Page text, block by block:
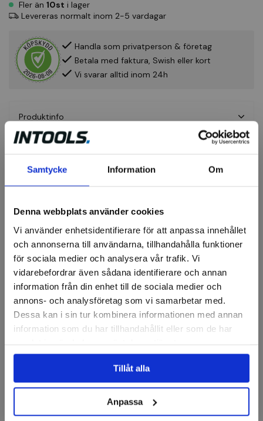
Samtycke Information Om
Denna webbplats använder cookies
Vi använder enhetsidentifierare för att anpassa innehållet
och annonserna till användarna, tillhandahålla funktioner
för sociala medier och analysera vår trafik. Vi
vidarebefordrar även sådana identifierare och annan
information från din enhet till de sociala medier och
annons- och analysföretag som vi samarbetar med.
Dessa kan i sin tur kombinera informationen med annan
information som du har tillhandahållit eller som de har
Tillåt alla
Anpassa
Fler än 10st i lager
Levereras normalt inom 2-5 vardagar
Handla som privatperson & företag
Betala med faktura, Swish eller kort
Vi svarar alltid inom 24h
Produktinfo
Fråga om produkt
Recensioner
Grovrengöringsrondeller
Grovrengöringsrondellsats
Grovrengöringsrondell,
Finns i fler varianter